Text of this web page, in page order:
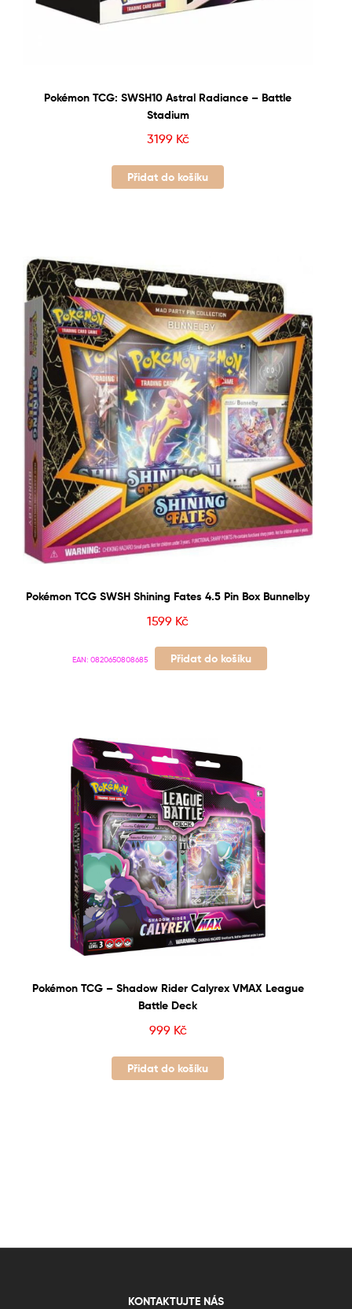
Pokémon TCG: SWSH10 Astral Radiance – Battle
Stadium
3199 Kč
Přidat do košíku
Pokémon TCG SWSH Shining Fates 4.5 Pin Box Bunnelby
1599 Kč
EAN: 0820650808685 Přidat do košíku
Pokémon TCG – Shadow Rider Calyrex VMAX League
Battle Deck
999 Kč
Přidat do košíku
KONTAKTUJTE NÁS